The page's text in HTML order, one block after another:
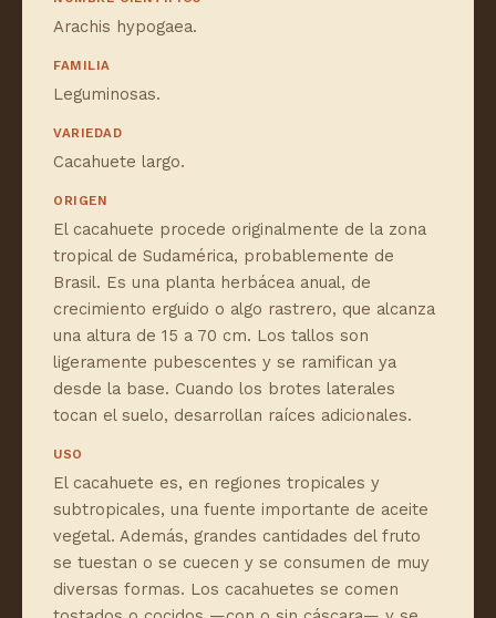
Arachis hypogaea.
FAMILIA
Leguminosas.
VARIEDAD
Cacahuete largo.
ORIGEN
El cacahuete procede originalmente de la zona
tropical de Sudamérica, probablemente de
Brasil. Es una planta herbácea anual, de
crecimiento erguido o algo rastrero, que alcanza
una altura de 15 a 70 cm. Los tallos son
ligeramente pubescentes y se ramifican ya
desde la base. Cuando los brotes laterales
tocan el suelo, desarrollan raíces adicionales.
USO
El cacahuete es, en regiones tropicales y
subtropicales, una fuente importante de aceite
vegetal. Además, grandes cantidades del fruto
se tuestan o se cuecen y se consumen de muy
diversas formas. Los cacahuetes se comen